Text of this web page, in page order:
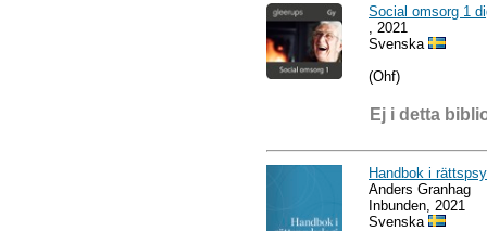
Social omsorg 1
, 2021
Svenska
(Ohf)
Ej i detta
Handbok i
Anders Granhag
Inbunden, 2021
Svenska